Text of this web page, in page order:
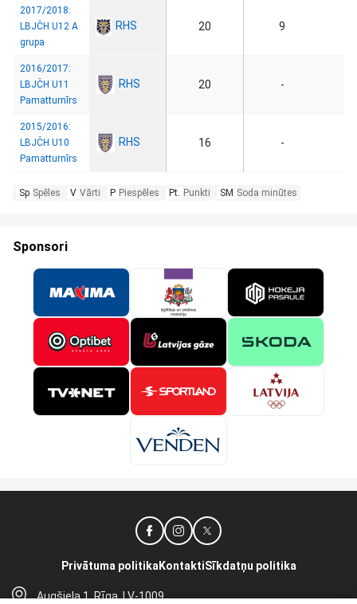
2017/2018:
LBJČH U12 A
grupa
RHS 20 9
2016/2017:
LBJČH U11
Pamatturnīrs
RHS 20 -
2015/2016:
LBJČH U10
Pamatturnīrs
RHS 16 -
Sp Spēles V Vārti P Piespēles Pt. Punkti SM Soda minūtes
Sponsori
Augšiela 1, Rīga, LV-1009
Privātuma politika KontaktiSīkdatņu politika